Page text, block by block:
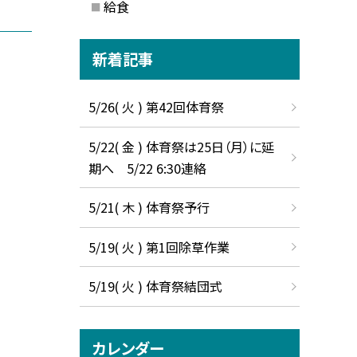
給食
新着記事
5/26( 火 ) 第42回体育祭
5/22( 金 ) 体育祭は25日（月）に延
期へ 5/22 6:30連絡
5/21( 木 ) 体育祭予行
5/19( 火 ) 第1回除草作業
5/19( 火 ) 体育祭結団式
カレンダー